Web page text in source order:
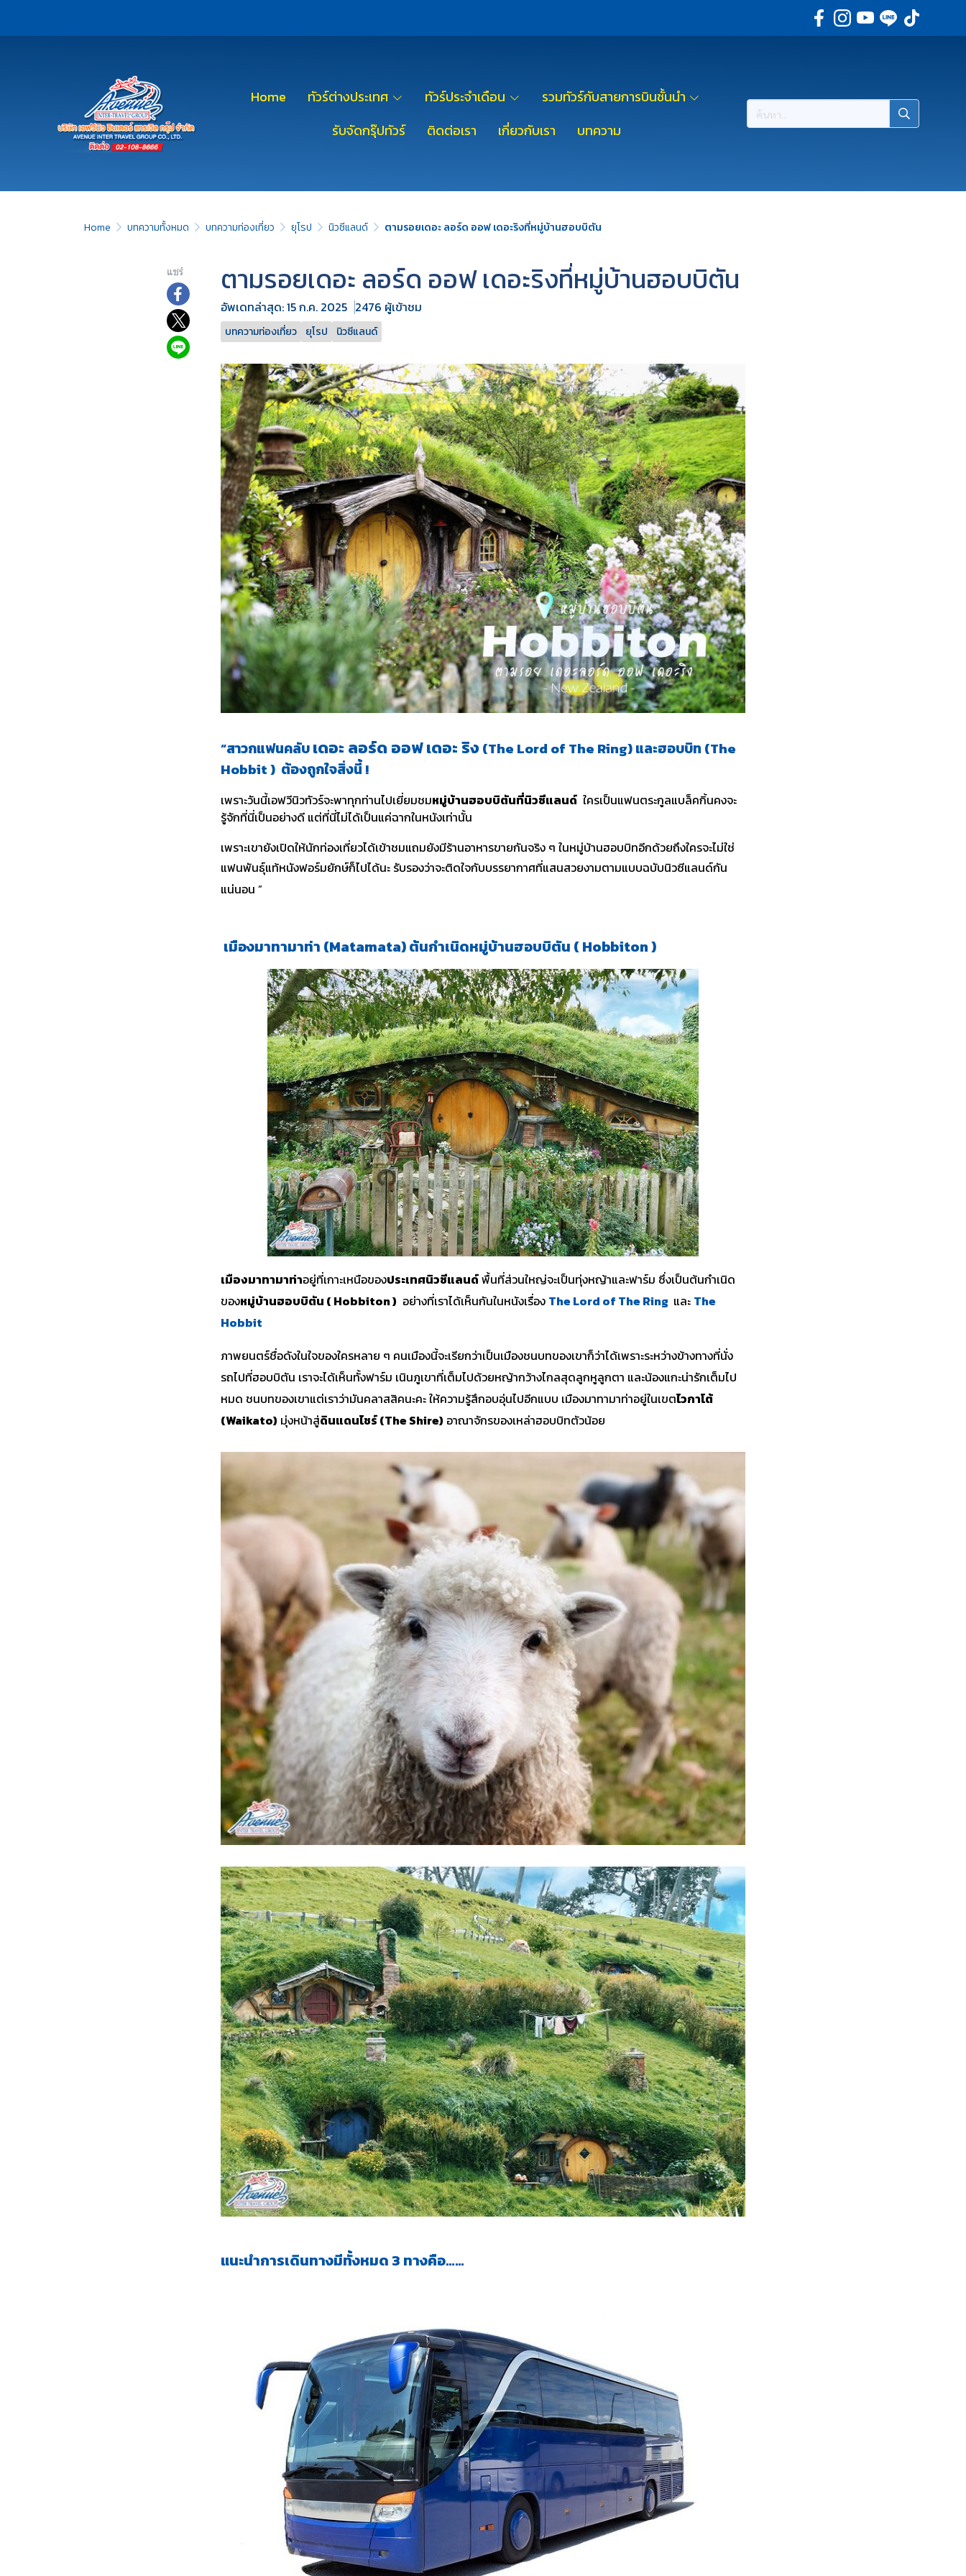
Home ทัวร์ต่างประเทศ ทัวร์ประจำเดือน
รวมทัวร์กับสายการบินชั้นนำ
รับจัดกรุ๊ปทัวร์
ติดต่อเรา เกี่ยวกับเรา บทความ
Home บทความทั้งหมด บทความท่องเที่ยว ยุโรป นิวซีแลนด์ ตามรอยเดอะ ลอร์ด ออฟ เดอะริงที่หมู่บ้านฮอบบิตัน
แชร์ ตามรอยเดอะ ลอร์ด ออฟ เดอะริงที่หมู่บ้านฮอบบิตัน
อัพเดทล่าสุด: 15 ก.ค. 2025 2476 ผู้เข้าชม
บทความท่องเที่ยว ยุโรป นิวซีแลนด์
“สาวกแฟนคลับเดอะ ลอร์ด ออฟ เดอะ ริง(The Lord of The Ring) และฮอบบิท (The
Hobbit) ต้องถูกใจสิ่งนี้ !
เพราะวันนี้เอฟวีนิวทัวร์จะพาทุกท่านไปเยี่ยมชมหมู่บ้านฮอบบิตันที่นิวซีแลนด์ ใครเป็นแฟนตระกูลแบล็คกิ้นคงจะ
รู้จักที่นี่เป็นอย่างดี แต่ที่นี่ไม่ได้เป็นแค่ฉากในหนังเท่านั้น
เพราะเขายังเปิดให้นักท่องเที่ยวได้เข้าชมแถมยังมีร้านอาหารขายกันจริง ๆ ในหมู่บ้านฮอบบิทอีกด้วยถึงใครจะไม่ใช่
แฟนพันธุ์แท้หนังฟอร์มยักษ์ก็ไปได้นะ รับรองว่าจะติดใจกับบรรยากาศที่แสนสวยงามตามแบบฉบับนิวซีแลนด์กัน
แน่นอน ”
เมืองมาทามาท่า (Matamata)ต้นกำเนิดหมู่บ้านฮอบบิตัน ( Hobbiton)
เมืองมาทามาท่าอยู่ที่เกาะเหนือของประเทศนิวซีแลนด์พื้นที่ส่วนใหญ่จะเป็นทุ่งหญ้าและฟาร์ม ซึ่งเป็นต้นกำเนิด
ของหมู่บ้านฮอบบิตัน ( Hobbiton ) อย่างที่เราได้เห็นกันในหนังเรื่อง The Lord of The Ring และ The
Hobbit
ภาพยนตร์ชื่อดังในใจของใครหลาย ๆ คนเมืองนี้จะเรียกว่าเป็นเมืองชนบทของเขาก็ว่าได้เพราะระหว่างข้างทางที่นั่ง
รถไปที่ฮอบบิตัน เราจะได้เห็นทั้งฟาร์ม เนินภูเขาที่เต็มไปด้วยหญ้ากว้างไกลสุดลูกหูลูกตา และน้องแกะน่ารักเต็มไป
หมด ชนบทของเขาแต่เราว่ามันคลาสสิคนะคะ ให้ความรู้สึกอบอุ่นไปอีกแบบ เมืองมาทามาท่าอยู่ในเขตไวกาโต้
(Waikato) มุ่งหน้าสู่ดินแดนไชร์ (The Shire) อาณาจักรของเหล่าฮอบบิทตัวน้อย
แนะนำการเดินทางมีทั้งหมด 3 ทางคือ…...